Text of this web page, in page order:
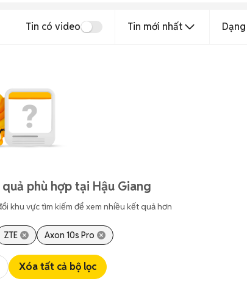
Tin có video Tin mới nhất
phù hợp tại Hậu Giang
khu vực tìm kiếm để xem nhiều kết quả hơn
ZTE Axon 10s Pro
Xóa tất cả bộ lọc